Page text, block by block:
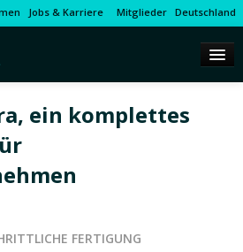
Jobs & Karriere Mitglieder Deutschland
ein komplettes
FERTIGUNG